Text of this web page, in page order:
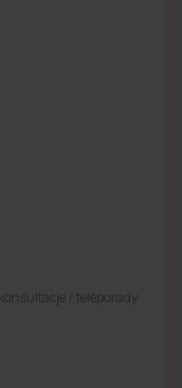
/ teleporady